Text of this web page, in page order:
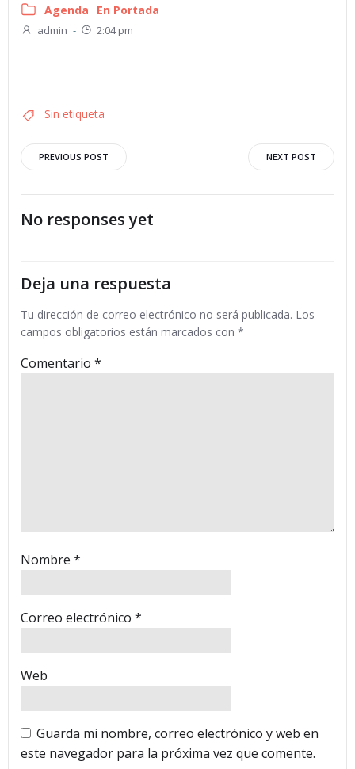
Agenda En Portada
admin - 2:04 pm
Sin etiqueta
Navegación
por
las
entradas
PREVIOUS POST
Navegación
por
NEXT POST
No responses yet
Deja una respuesta
Tu dirección de correo electrónico no será publicada. Los
campos obligatorios están marcados con *
Comentario *
Nombre *
Correo electrónico *
Web
Guarda mi nombre, correo electrónico y web en
este navegador para la próxima vez que comente.